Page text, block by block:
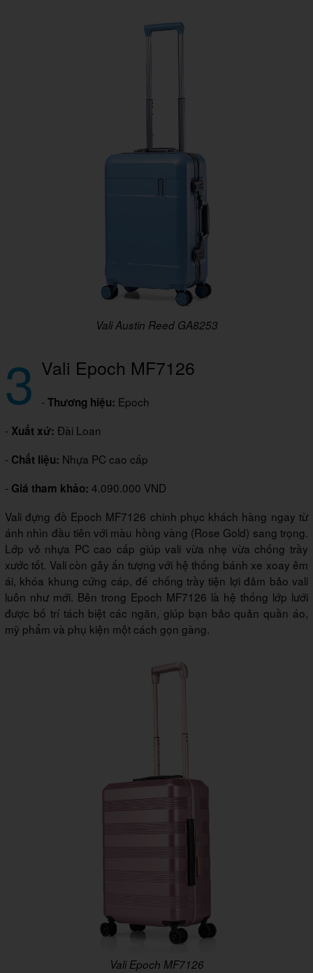
Vali Austin Reed GA8253
3 Vali Epoch MF7126
- Thương hiệu: Epoch
- Xuất xứ: Đài Loan
- Chất liệu: Nhựa PC cao cấp
- Giá tham khảo: 4.090.000 VND
Vali đựng đồ Epoch MF7126 chinh phục khách hàng ngay từ
ánh nhìn đầu tiên với màu hồng vàng (Rose Gold) sang trọng.
Lớp vỏ nhựa PC cao cấp giúp vali vừa nhẹ vừa chống trầy
xước tốt. Vali còn gây ấn tượng với hệ thống bánh xe xoay êm
ái, khóa khung cứng cáp, đế chống trầy tiện lợi đảm bảo vali
luôn như mới. Bên trong Epoch MF7126 là hệ thống lớp lưới
được bố trí tách biệt các ngăn, giúp bạn bảo quản quần áo,
mỹ phẩm và phụ kiện một cách gọn gàng.
Vali Epoch MF7126